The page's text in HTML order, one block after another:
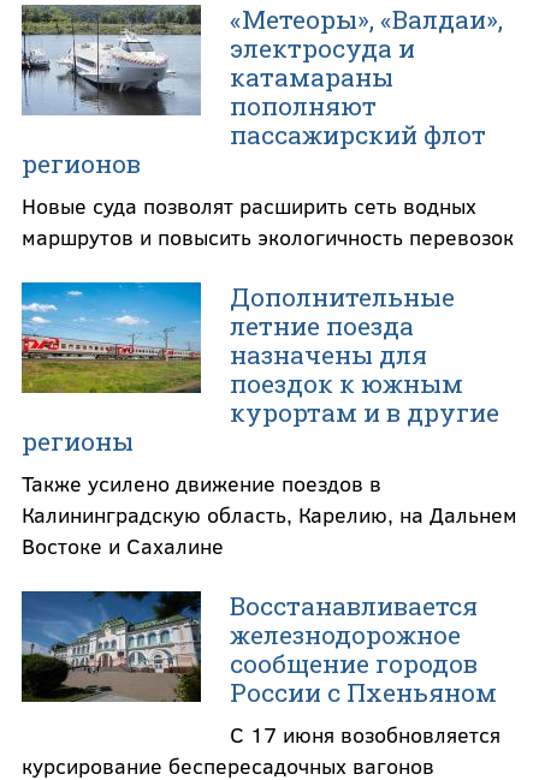
«Метеоры», «Валдаи»,
электросуда и
катамараны
пополняют
пассажирский флот
регионов
Новые суда позволят расширить сеть водных
маршрутов и повысить экологичность перевозок
Дополнительные
летние поезда
назначены для
поездок к южным
курортам и в другие
регионы
Также усилено движение поездов в
Калининградскую область, Карелию, на Дальнем
Востоке и Сахалине
Восстанавливается
железнодорожное
сообщение городов
России с Пхеньяном
С 17 июня возобновляется
курсирование беспересадочных вагонов